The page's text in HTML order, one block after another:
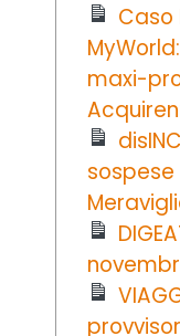
Caso
maxi-